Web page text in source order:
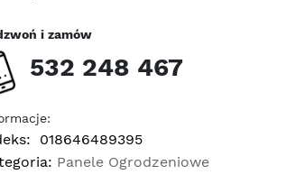
i zamów
532 248 467
018646489395
Panele Ogrodzeniowe